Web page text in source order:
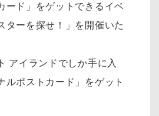
ード」をゲットできるイベ
ターを探せ！」を開催いた
アイランドでしか手に入
ルポストカード」をゲット